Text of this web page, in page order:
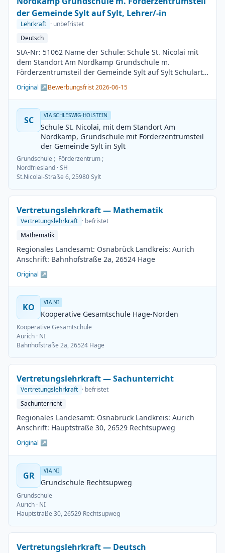
der Gemeinde Sylt auf Sylt, Lehrer/-in
Lehrkraft · unbefristet
Deutsch
StA-Nr: 51062 Name der Schule: Schule St. Nicolai mit
dem Standort Am Nordkamp Grundschule m.
Förderzentrumsteil der Gemeinde Sylt auf Sylt Schulart:
Grundschule Kreis / Kreisfreie Stadt: Nordfriesland
BesGr / EntGr: Besoldungsgruppe A13 1. Fach: Deutsch
2. Fach: beliebig Beschäftigungsdauer: Unbefristet
Arbeitsumfang: Teilzeit möglich Besetzungstermin:
01.08.2026 Bewerbungsschluss: 15.06.2026
Veröffentlichung: 01.06.2026
Original ↗Bewerbungsfrist 2026-06-15
SC VIA SCHLESWIG-HOLSTEIN
Schule St. Nicolai, mit dem Standort Am
Nordkamp, Grundschule mit Förderzentrumsteil
der Gemeinde Sylt in Sylt
Grundschule ; Förderzentrum ;
Nordfriesland · SH
St.Nicolai-Straße 6, 25980 Sylt
Vertretungslehrkraft — Mathematik
Vertretungslehrkraft · befristet
Mathematik
Regionales Landesamt: Osnabrück Landkreis: Aurich
Anschrift: Bahnhofstraße 2a, 26524 Hage
Original ↗
KO VIA NI
Kooperative Gesamtschule Hage-Norden
Kooperative Gesamtschule
Aurich · NI
Bahnhofstraße 2a, 26524 Hage
Vertretungslehrkraft — Sachunterricht
Vertretungslehrkraft · befristet
Sachunterricht
Regionales Landesamt: Osnabrück Landkreis: Aurich
Anschrift: Hauptstraße 30, 26529 Rechtsupweg
Original ↗
GR VIA NI
Grundschule Rechtsupweg
Grundschule
Aurich · NI
Hauptstraße 30, 26529 Rechtsupweg
Vertretungslehrkraft — Deutsch